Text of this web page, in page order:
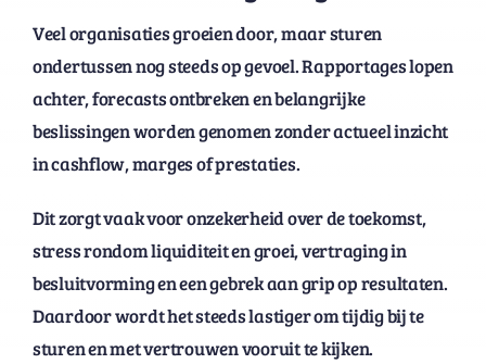
Veel organisaties groeien door, maar sturen
ondertussen nog steeds op gevoel. Rapportages lopen
achter, forecasts ontbreken en belangrijke
beslissingen worden genomen zonder actueel inzicht
in cashflow, marges of prestaties.
Dit zorgt vaak voor onzekerheid over de toekomst,
stress rondom liquiditeit en groei, vertraging in
besluitvorming en een gebrek aan grip op resultaten.
Daardoor wordt het steeds lastiger om tijdig bij te
sturen en met vertrouwen vooruit te kijken.